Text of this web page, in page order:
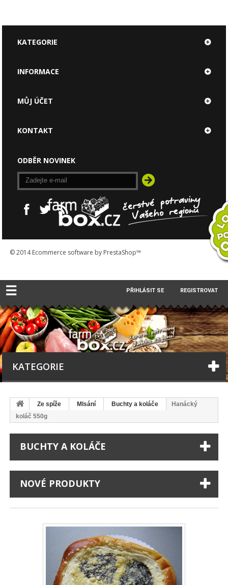
KATEGORIE
INFORMACE
© 2014Ecommerce software by PrestaShop™
MŮJ ÚČET
KONTAKT
ODBĚR NOVINEK
☰ PŘIHLÁSIT SE REGISTROVAT
KATEGORIE
Ze spíže Mlsání Buchty a koláče
Hanácký
koláč 550g
BUCHTY A KOLÁČE
NOVÉ PRODUKTY